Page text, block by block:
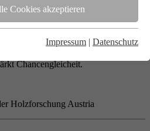
Cookies akzeptieren
Impressum | Datenschutz
in unseren Mitarbeiter:innen
Chancengleicheit.
Holzforschung Austria